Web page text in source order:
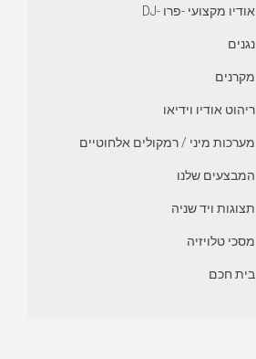
אודיו מקצועי -פרו -DJ
נגנים
מקרנים
ריהוט אודיו וידיאו
מערכות מיני / רמקולים אלחוטיים
המבצעים שלנו
תצוגות ויד שניה
מסכי טלויזיה
בית חכם